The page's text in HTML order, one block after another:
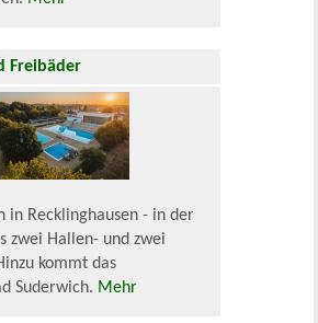
Freibäder
in Recklinghausen - in der
zwei Hallen- und zwei
kommt das
Suderwich. Mehr